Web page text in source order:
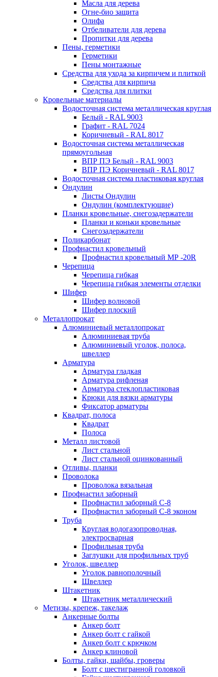
Масла для дерева
Огне-био защита
Олифа
Отбеливатели для дерева
Пропитки для дерева
Пены, герметики
Герметики
Пены монтажные
Средства для ухода за кирпичем и плиткой
Средства для кирпича
Средства для плитки
Кровельные материалы
Водосточная система металлическая круглая
Белый - RAL 9003
Графит - RAL 7024
Коричневый - RAL 8017
Водосточная система металлическая
прямоугольная
ВПР ПЭ Белый - RAL 9003
ВПР ПЭ Коричневый - RAL 8017
Водосточная система пластиковая круглая
Ондулин
Листы Ондулин
Ондулин (комплектующие)
Планки кровельные, снегозадержатели
Планки и коньки кровельные
Снегозадержатели
Поликарбонат
Профнастил кровельный
Профнастил кровельный МР -20R
Черепица
Черепица гибкая
Черепица гибкая элементы отделки
Шифер
Шифер волновой
Шифер плоский
Металлопрокат
Алюминиевый металлопрокат
Алюминиевая труба
Алюминиевый уголок, полоса,
швеллер
Арматура
Арматура гладкая
Арматура рифленая
Арматура стеклопластиковая
Крюки для вязки арматуры
Фиксатор арматуры
Квадрат, полоса
Квадрат
Полоса
Металл листовой
Лист стальной
Лист стальной оцинкованный
Отливы, планки
Проволока
Проволока вязальная
Профнастил заборный
Профнастил заборный С-8
Профнастил заборный С-8 эконом
Труба
Круглая водогазопроводная,
электросварная
Профильная труба
Заглушки для профильных труб
Уголок, швеллер
Уголок равнополочный
Швеллер
Штакетник
Штакетник металлический
Метизы, крепеж, такелаж
Анкерные болты
Анкер болт
Анкер болт с гайкой
Анкер болт с крючком
Анкер клиновой
Болты, гайки, шайбы, гроверы
Болт c шестигранной головкой